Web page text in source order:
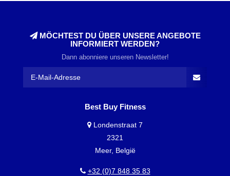
MÖCHTEST DU ÜBER UNSERE ANGEBOTE
INFORMIERT WERDEN?
Dann abonniere unseren Newsletter!
Best Buy Fitness
Londenstraat 7
2321
Meer, België
+32 (0)7 848 35 83